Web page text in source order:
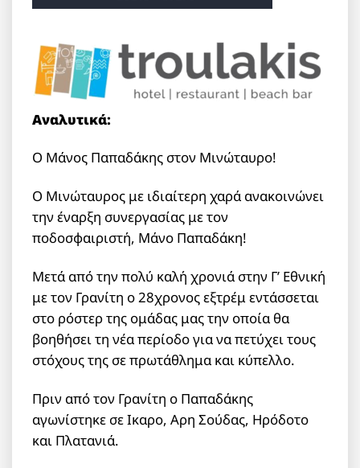
Αναλυτικά:
Ο Μάνος Παπαδάκης στον Μινώταυρο!
Ο Μινώταυρος με ιδιαίτερη χαρά ανακοινώνει
την έναρξη συνεργασίας με τον
ποδοσφαιριστή, Μάνο Παπαδάκη!
Μετά από την πολύ καλή χρονιά στην Γ’ Εθνική
με τον Γρανίτη ο 28χρονος εξτρέμ εντάσσεται
στο ρόστερ της ομάδας μας την οποία θα
βοηθήσει τη νέα περίοδο για να πετύχει τους
στόχους της σε πρωτάθλημα και κύπελλο.
Πριν από τον Γρανίτη ο Παπαδάκης
αγωνίστηκε σε Ικαρο, Αρη Σούδας, Ηρόδοτο
και Πλατανιά.